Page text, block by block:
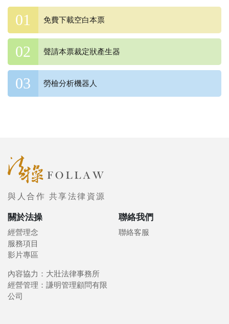
免費下載空白本票
聲請本票裁定狀產生器
勞檢分析機器人
與人合作 共享法律資源
關於法操
經營理念
服務項目
影片專區
聯絡我們
聯絡客服
內容協力：大壯法律事務所
經營管理：謙明管理顧問有限
公司